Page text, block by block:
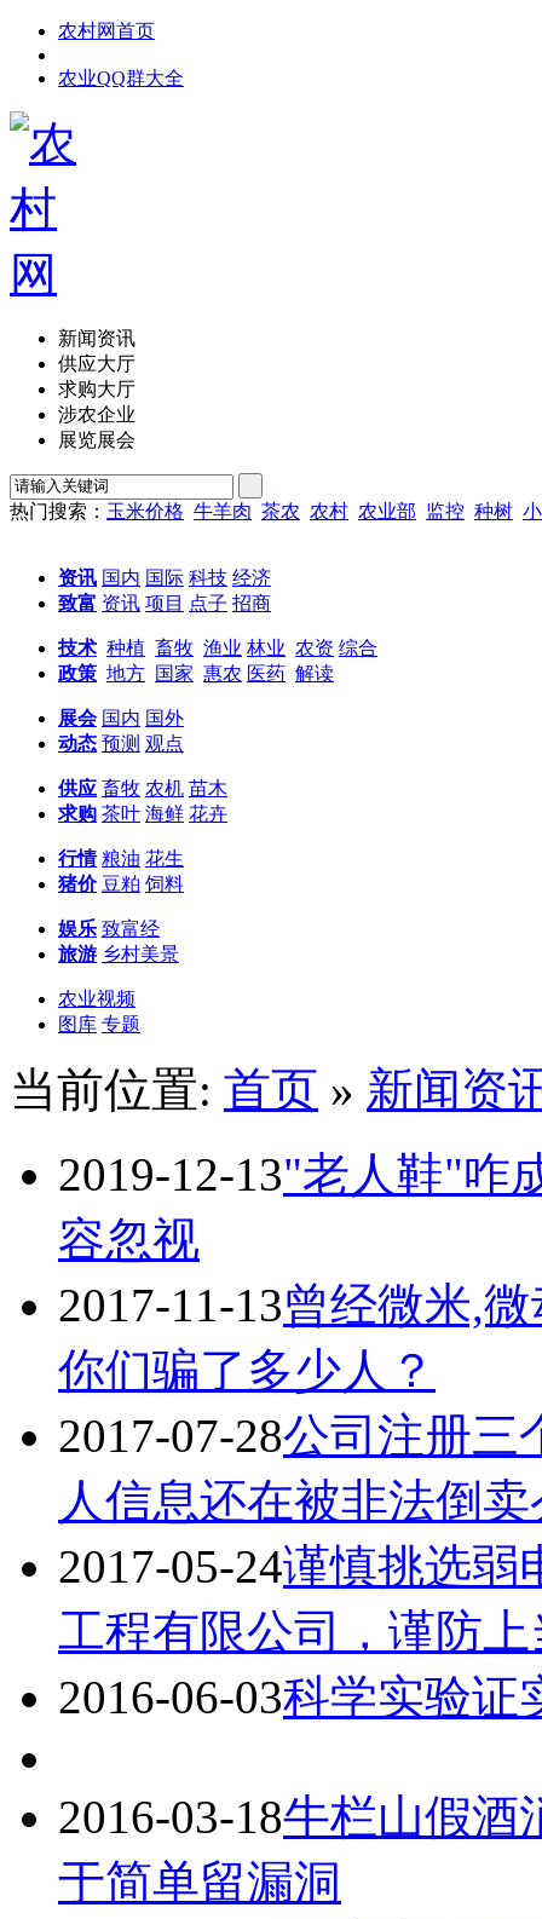
农村网首页
农业QQ群大全
新闻资讯
供应大厅
求购大厅
涉农企业
展览展会
热门搜索： 玉米价格 牛羊肉 茶农 农村 农业部 监控 种树
资讯 国内 国际 科技 经济
致富 资讯 项目 点子 招商
技术 种植 畜牧 渔业 林业 农资 综合
政策 地方 国家 惠农 医药 解读
展会 国内 国外
动态 预测 观点
供应 畜牧 农机 苗木
求购 茶叶 海鲜 花卉
行情 粮油 花生
猪价 豆粕 饲料
娱乐 致富经
旅游 乡村美景
农业视频
图库 专题
当前位置: 首页 » 新闻资
2019-12-13"老人鞋"咋
容忽视
2017-11-13曾经微米,
你们骗了多少人？
2017-07-28公司注册三
人信息还在被非法倒
2017-05-24谨慎挑选弱
工程有限公司，谨防
2016-06-03科学实验证
2016-03-18牛栏山假酒
于简单留漏洞